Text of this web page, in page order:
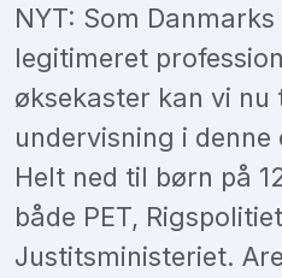
NYT: Som Danmarks
legitimeret
øksekaster kan vi nu
undervisning i
Helt ned til børn på
både PET,
Justitsministeriet.